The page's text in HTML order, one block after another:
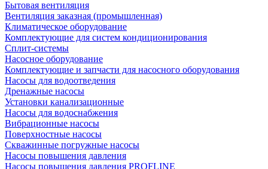
Бытовая вентиляция
Вентиляция заказная (промышленная)
Климатическое оборудование
Комплектующие для систем кондиционирования
Сплит-системы
Насосное оборудование
Комплектующие и запчасти для насосного оборудования
Насосы для водоотведения
Дренажные насосы
Установки канализационные
Насосы для водоснабжения
Вибрационные насосы
Поверхностные насосы
Скважинные погружные насосы
Насосы повышения давления
Насосы повышения давления PROFLINE